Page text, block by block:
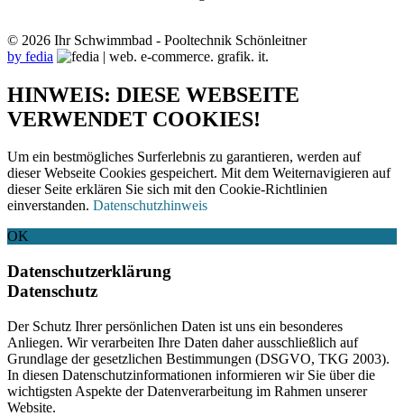
© 2026 Ihr Schwimmbad - Pooltechnik Schönleitner
by fedia
HINWEIS: DIESE WEBSEITE
VERWENDET COOKIES!
Um ein bestmögliches Surferlebnis zu garantieren, werden auf
dieser Webseite Cookies gespeichert. Mit dem Weiternavigieren auf
dieser Seite erklären Sie sich mit den Cookie-Richtlinien
einverstanden. Datenschutzhinweis
OK
Datenschutzerklärung
Datenschutz
Der Schutz Ihrer persönlichen Daten ist uns ein besonderes
Anliegen. Wir verarbeiten Ihre Daten daher ausschließlich auf
Grundlage der gesetzlichen Bestimmungen (DSGVO, TKG 2003).
In diesen Datenschutzinformationen informieren wir Sie über die
wichtigsten Aspekte der Datenverarbeitung im Rahmen unserer
Website.